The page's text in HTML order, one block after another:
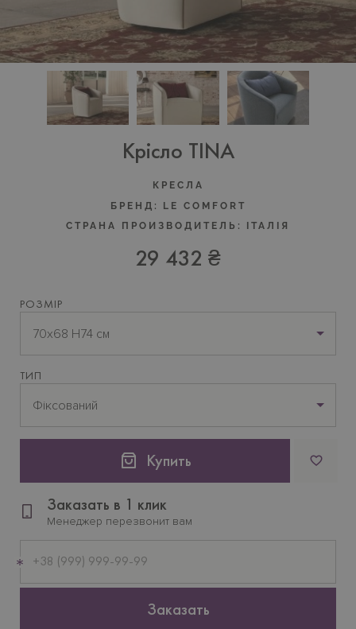
Крісло TINA
КРЕСЛА
БРЕНД:
LE COMFORT
СТРАНА ПРОИЗВОДИТЕЛЬ:
ІТАЛІЯ
29 432 ₴
РОЗМІР
70х68 Н74 см
ТИП
Фіксований
Купить
Заказать в 1 клик
Менеджер перезвонит вам
телефон
Заказать